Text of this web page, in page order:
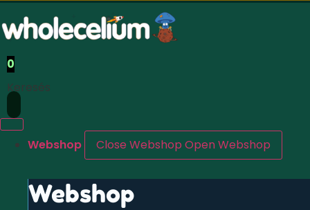
0
Keresés
Webshop Close Webshop Open Webshop
Webshop